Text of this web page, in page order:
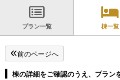
プラン一覧 棟一覧
前のページへ
棟の詳細をご確認のうえ、プラン